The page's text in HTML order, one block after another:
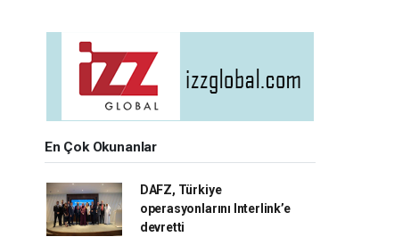
En Çok Okunanlar
DAFZ, Türkiye
operasyonlarını Interlink’e
devretti